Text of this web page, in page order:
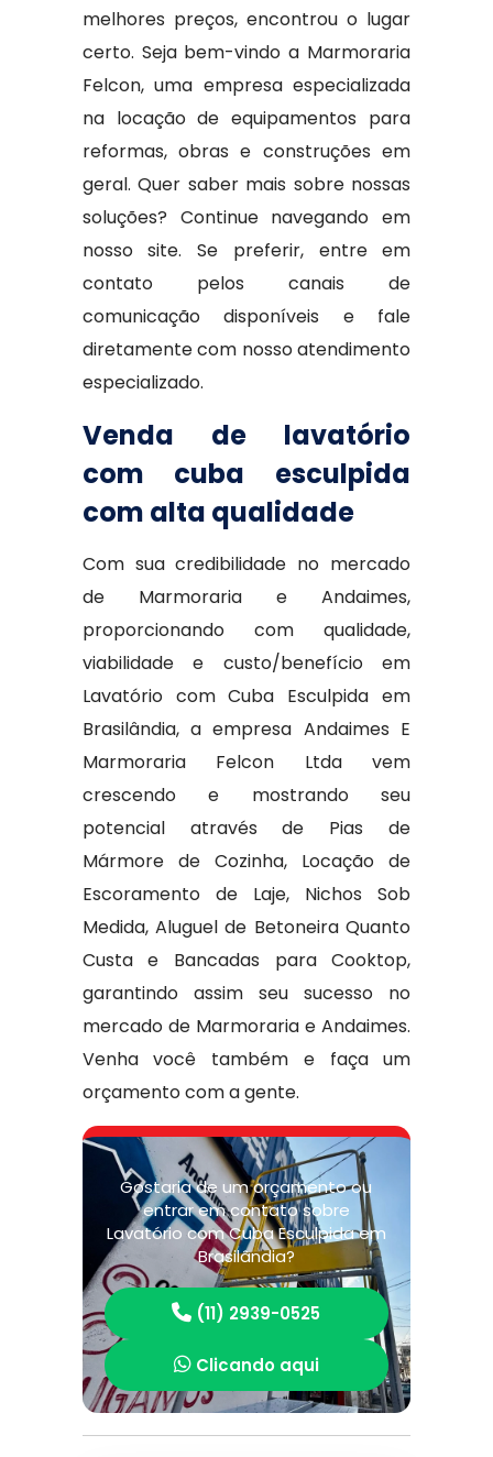
melhores preços, encontrou o lugar
certo. Seja bem-vindo a Marmoraria
Felcon, uma empresa especializada
na locação de equipamentos para
reformas, obras e construções em
geral. Quer saber mais sobre nossas
soluções? Continue navegando em
nosso site. Se preferir, entre em
contato pelos canais de
comunicação disponíveis e fale
diretamente com nosso atendimento
especializado.
Venda de lavatório
com cuba esculpida
com alta qualidade
Com sua credibilidade no mercado
de Marmoraria e Andaimes,
proporcionando com qualidade,
viabilidade e custo/benefício em
Lavatório com Cuba Esculpida em
Brasilândia, a empresa Andaimes E
Marmoraria Felcon Ltda vem
crescendo e mostrando seu
potencial através de Pias de
Mármore de Cozinha, Locação de
Escoramento de Laje, Nichos Sob
Medida, Aluguel de Betoneira Quanto
Custa e Bancadas para Cooktop,
garantindo assim seu sucesso no
mercado de Marmoraria e Andaimes.
Venha você também e faça um
orçamento com a gente.
Gostaria de um orçamento ou
entrar em contato sobre
Lavatório com Cuba Esculpida em
Brasilândia?
(11) 2939-0525
Clicando aqui